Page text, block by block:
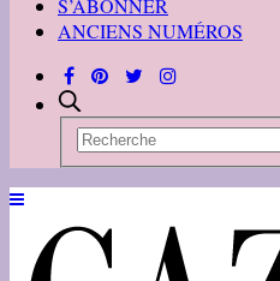
ANCIENS NUMÉROS